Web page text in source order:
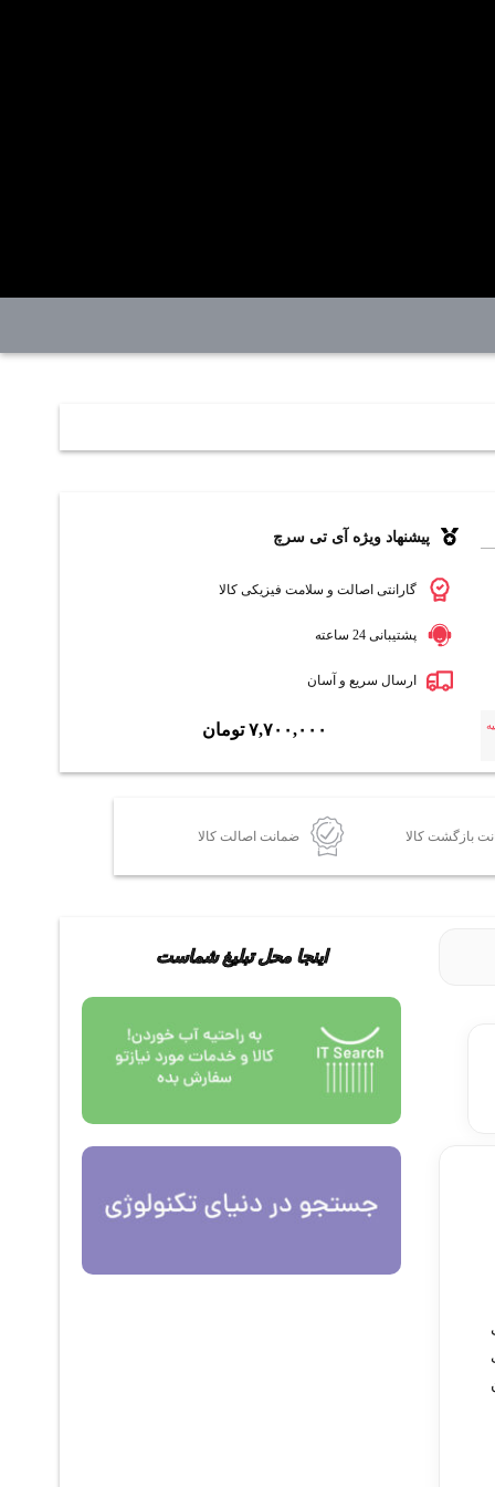
پیشنهاد ویژه آی تی سرچ
گارانتی اصالت و سلامت فیزیکی کالا
پشتیبانی 24 ساعته
ارسال سریع و آسان
۷,۷۰۰,۰۰۰ تومان
ضمانت اصالت کالا
اینجا محل تبلیغ شماست